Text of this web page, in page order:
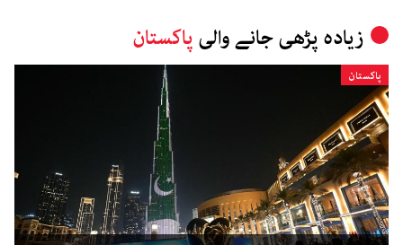
زیادہ پڑھی جانے والی پاکستان
پاکستان